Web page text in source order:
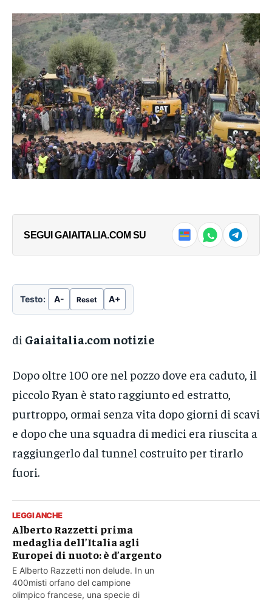
SEGUI GAIAITALIA.COM SU
Testo: A- Reset A+
di Gaiaitalia.com notizie
Dopo oltre 100 ore nel pozzo dove era caduto, il
piccolo Ryan è stato raggiunto ed estratto,
purtroppo, ormai senza vita dopo giorni di scavi
e dopo che una squadra di medici era riuscita a
raggiungerlo dal tunnel costruito per tirarlo
fuori.
LEGGI ANCHE
Alberto Razzetti prima
medaglia dell’Italia agli
Europei di nuoto: è d’argento
E Alberto Razzetti non delude. In un
400misti orfano del campione
olimpico francese, una specie di